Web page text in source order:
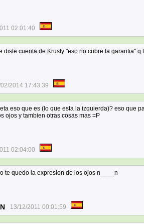
02:01:40
diste cuenta de Krusty ''eso no cubre la garantia''
2014 17:43:39
eso que es (lo que esta la izquierda)? eso que
ojos y tambien otras cosas mas =P
02:04:00
te quedo la expresion de los ojos n____n
13/12/2011 00:01:59